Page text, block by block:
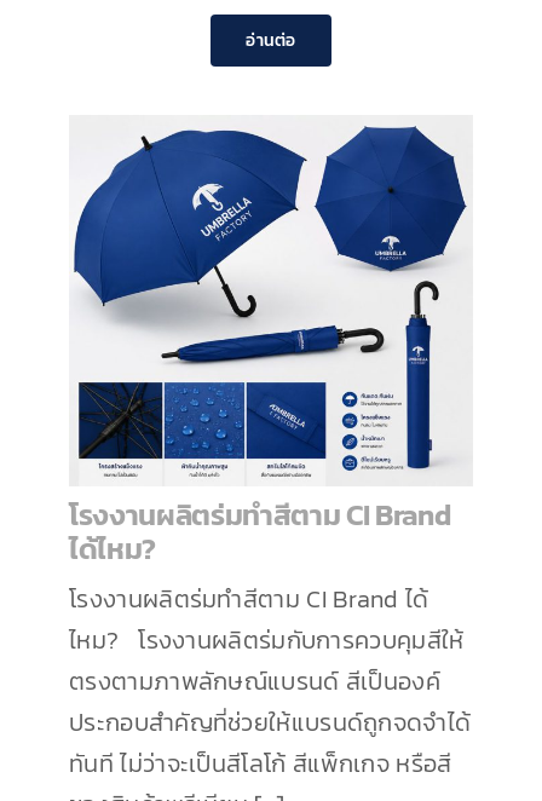
อ่านต่อ
โรงงานผลิตร่มทำสีตาม CI Brand
ได้ไหม?
โรงงานผลิตร่มทำสีตาม CI Brand ได้
ไหม? โรงงานผลิตร่มกับการควบคุมสีให้
ตรงตามภาพลักษณ์แบรนด์ สีเป็นองค์
ประกอบสำคัญที่ช่วยให้แบรนด์ถูกจดจำได้
ทันที ไม่ว่าจะเป็นสีโลโก้ สีแพ็กเกจ หรือสี